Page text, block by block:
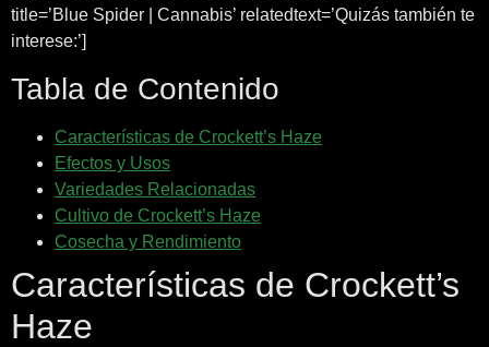
title=’Blue Spider | Cannabis’ relatedtext=’Quizás también te
interese:’]
Tabla de Contenido
Características de Crockett’s Haze
Efectos y Usos
Variedades Relacionadas
Cultivo de Crockett’s Haze
Cosecha y Rendimiento
Características de Crockett’s
Haze